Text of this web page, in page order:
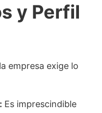
y Perfil
empresa exige lo
Es imprescindible